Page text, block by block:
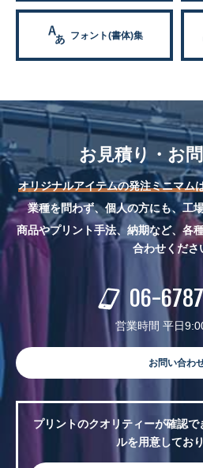
フォント(書体)集
お見積り・お
オリジナルアイテムの発注ミニマム
業種を問わず、個人の方にも、工
商品やプリント手法、納期など、各
合わせくださ
06-
営業時間 平日
お問い合わ
プリントのクオリティーが確認
ルを用意しており